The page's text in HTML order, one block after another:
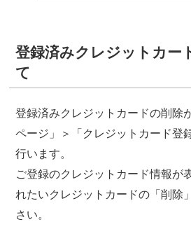
登録済みクレジットカー
て
登録済みクレジットカードの削除
ページ」＞「クレジットカード登
行います。
ご登録のクレジットカード情報が
れたいクレジットカードの「削除
さい。